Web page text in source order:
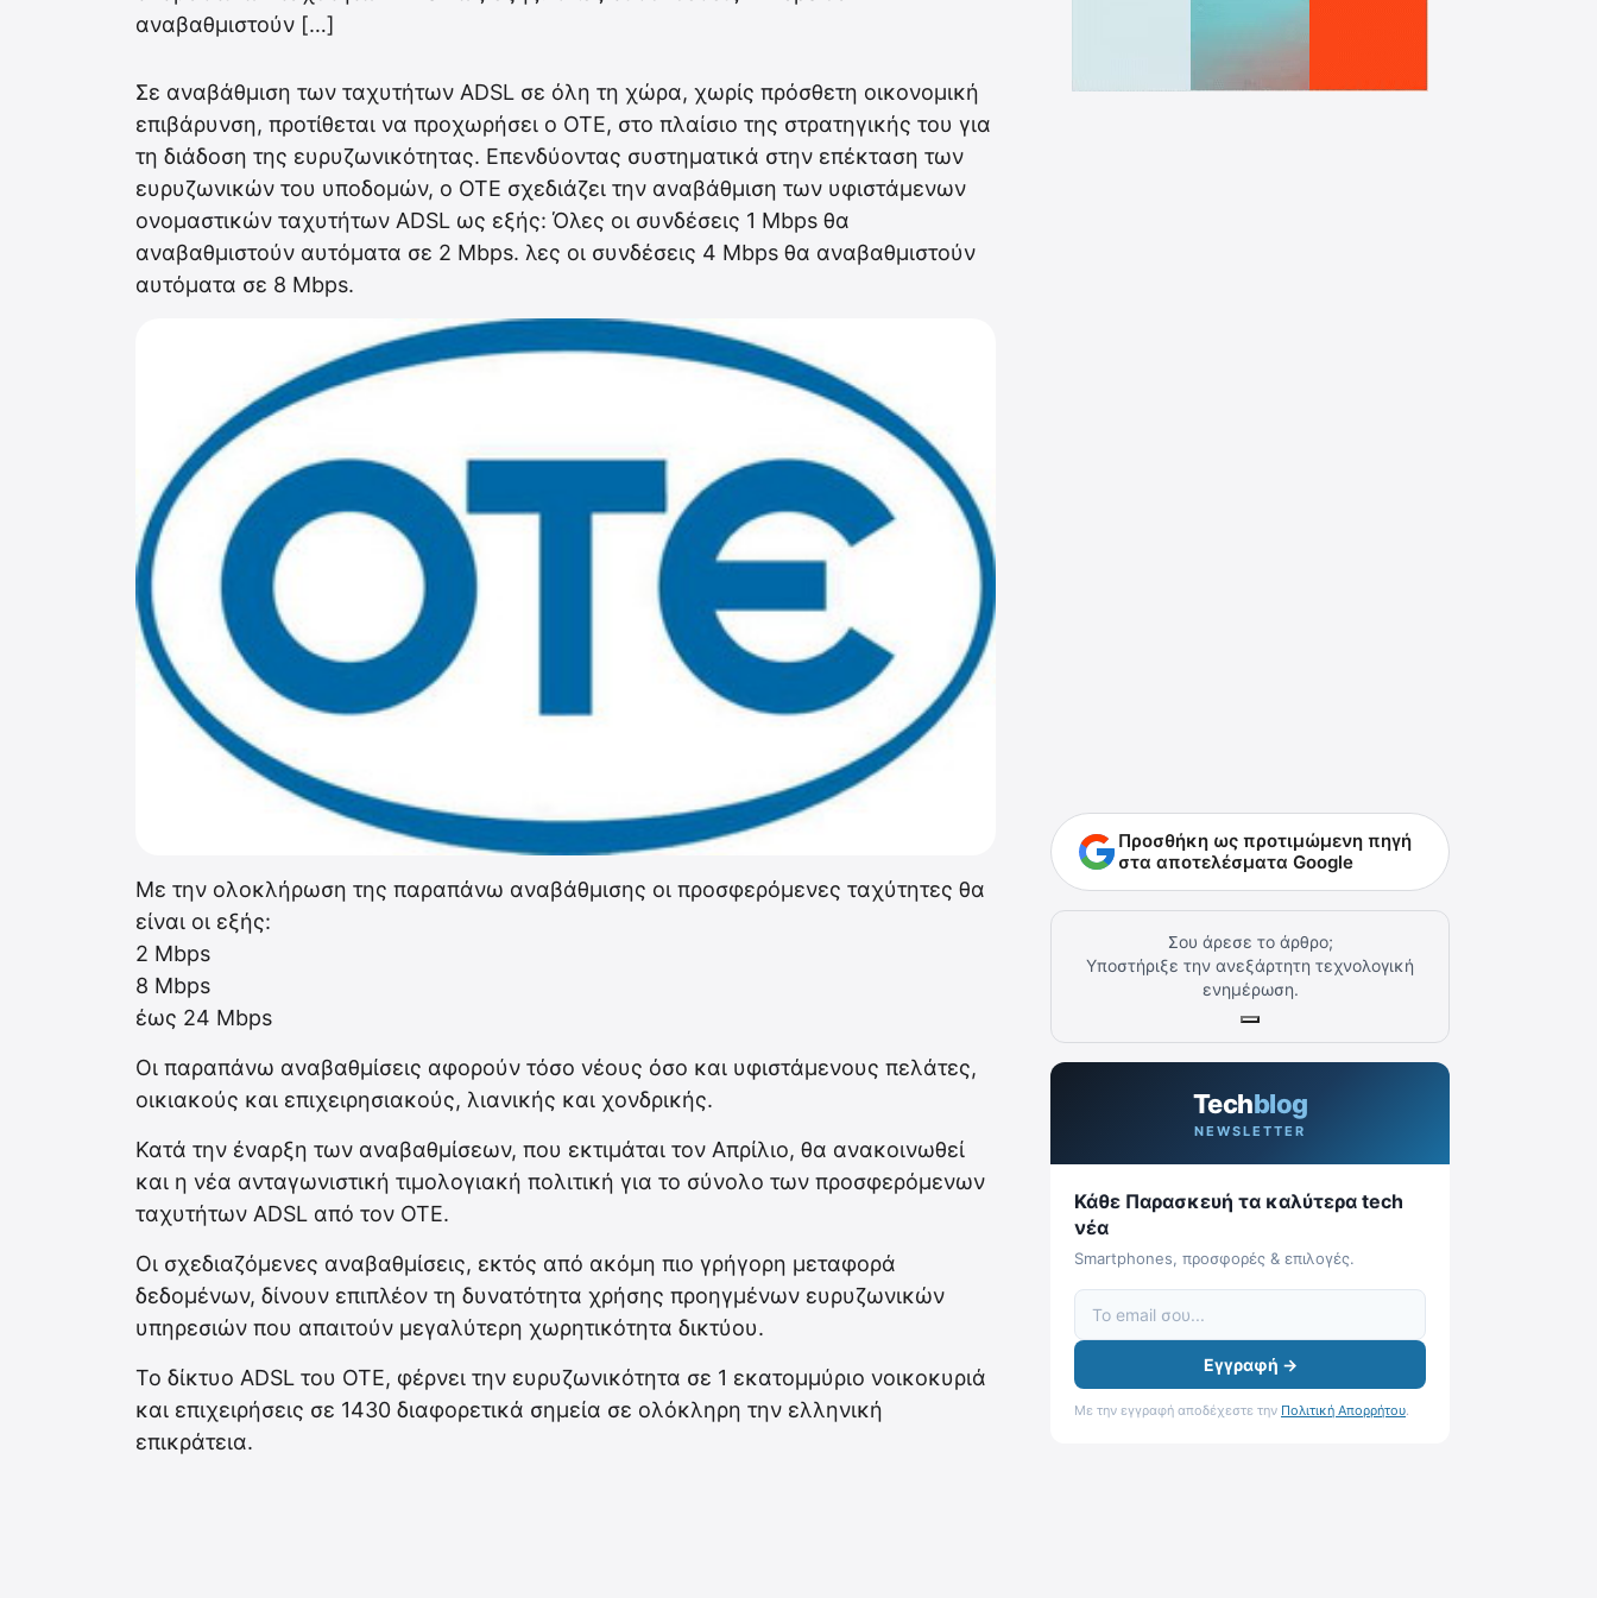
αναβαθμιστούν […]
Σε αναβάθμιση των ταχυτήτων ADSL σε όλη τη χώρα, χωρίς πρόσθετη οικονομική
επιβάρυνση, προτίθεται να προχωρήσει ο ΟΤΕ, στο πλαίσιο της στρατηγικής του για
τη διάδοση της ευρυζωνικότητας. Επενδύοντας συστηματικά στην επέκταση των
ευρυζωνικών του υποδομών, ο ΟΤΕ σχεδιάζει την αναβάθμιση των υφιστάμενων
ονομαστικών ταχυτήτων ADSL ως εξής: Όλες οι συνδέσεις 1 Mbps θα
αναβαθμιστούν αυτόματα σε 2 Mbps. λες οι συνδέσεις 4 Mbps θα αναβαθμιστούν
αυτόματα σε 8 Mbps.
Με την ολοκλήρωση της παραπάνω αναβάθμισης οι προσφερόμενες ταχύτητες θα
είναι οι εξής:
2 Mbps
8 Mbps
έως 24 Mbps
Οι παραπάνω αναβαθμίσεις αφορούν τόσο νέους όσο και υφιστάμενους πελάτες,
οικιακούς και επιχειρησιακούς, λιανικής και χονδρικής.
Κατά την έναρξη των αναβαθμίσεων, που εκτιμάται τον Απρίλιο, θα ανακοινωθεί
και η νέα ανταγωνιστική τιμολογιακή πολιτική για το σύνολο των προσφερόμενων
ταχυτήτων ADSL από τον ΟΤΕ.
Οι σχεδιαζόμενες αναβαθμίσεις, εκτός από ακόμη πιο γρήγορη μεταφορά
δεδομένων, δίνουν επιπλέον τη δυνατότητα χρήσης προηγμένων ευρυζωνικών
υπηρεσιών που απαιτούν μεγαλύτερη χωρητικότητα δικτύου.
Το δίκτυο ADSL του ΟΤΕ, φέρνει την ευρυζωνικότητα σε 1 εκατομμύριο νοικοκυριά
και επιχειρήσεις σε 1430 διαφορετικά σημεία σε ολόκληρη την ελληνική
επικράτεια.
Προσθήκη ως προτιμώμενη πηγή
στα αποτελέσματα Google
Σου άρεσε το άρθρο;
Υποστήριξε την ανεξάρτητη τεχνολογική
ενημέρωση.
Techblog
NEWSLETTER
Κάθε Παρασκευή τα καλύτερα tech
νέα
Smartphones, προσφορές & επιλογές.
Εγγραφή →
Με την εγγραφή αποδέχεστε την Πολιτική Απορρήτου.